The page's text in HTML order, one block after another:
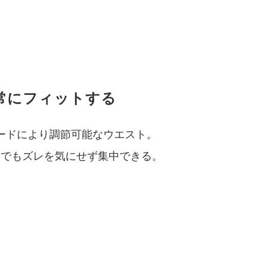
にフィットする
ドにより調節可能なウエスト。
もズレを気にせず集中できる。